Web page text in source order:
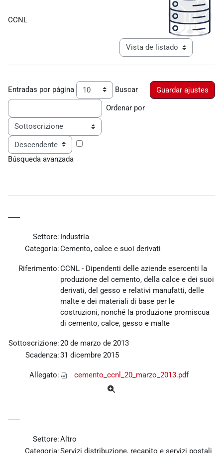
CCNL
Ver modo de navegación
Entradas por página Buscar
Ordenar por
Búsqueda avanzada
------
Settore: Industria
Categoria:Cemento, calce e suoi derivati
Riferimento:CCNL - Dipendenti delle aziende esercenti la
produzione del cemento, della calce e dei suoi
derivati, del gesso e relativi manufatti, delle
malte e dei materiali di base per le
costruzioni, nonché la produzione promiscua
di cemento, calce, gesso e malte
Sottoscrizione:20 de marzo de 2013
Scadenza:31 dicembre 2015
Allegato: cemento_ccnl_20_marzo_2013.pdf
------
Settore:Altro
Categoria:Servizi distribuzione, recapito e servizi postali